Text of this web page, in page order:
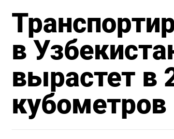
в
вырастет в